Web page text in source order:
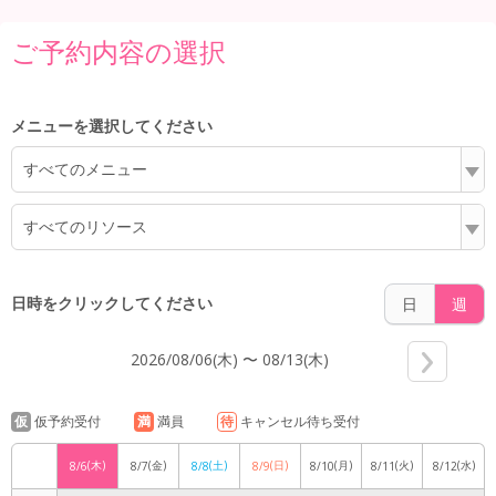
ご予約内容の選択
メニューを選択してください
すべてのメニュー
すべてのリソース
日時をクリックしてください 日 週
2026/08/06(木) 〜 08/13(木)
仮 仮予約受付 満 満員 待 キャンセル待ち受付
8/6(木) 8/7(金) 8/8(土) 8/9(日) 8/10(月) 8/11(火) 8/12(水)
6:00
7:00